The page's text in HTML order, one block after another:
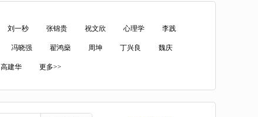
刘一秒 张锦贵 祝文欣 心理学 李践
冯晓强 翟鸿燊 周坤 丁兴良 魏庆
高建华 更多>>